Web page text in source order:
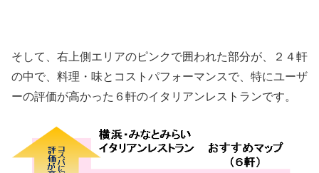
そして、右上側エリアのピンクで囲われた部分が、２４軒
の中で、料理・味とコストパフォーマンスで、特にユーザ
ーの評価が高かった６軒のイタリアンレストランです。